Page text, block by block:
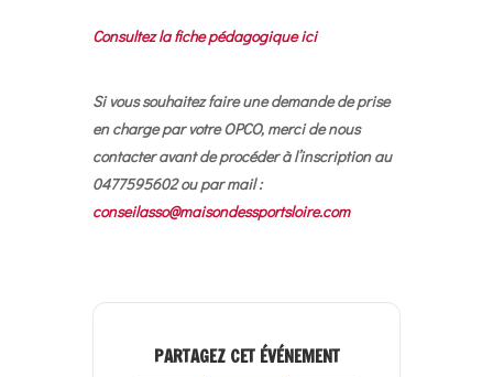
Consultez la fiche pédagogique ici
Si vous souhaitez faire une demande de prise
en charge par votre OPCO, merci de nous
contacter avant de procéder à l’inscription au
0477595602 ou par mail :
conseilasso@maisondessportsloire.com
PARTAGEZ CET ÉVÉNEMENT